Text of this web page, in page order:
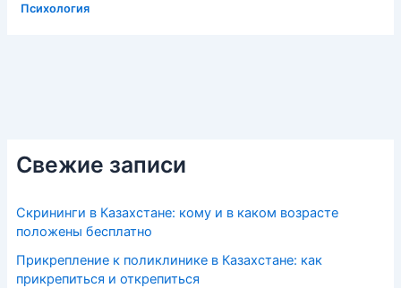
Психология
Свежие записи
Скрининги в Казахстане: кому и в каком возрасте
положены бесплатно
Прикрепление к поликлинике в Казахстане: как
прикрепиться и открепиться